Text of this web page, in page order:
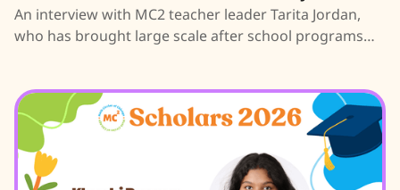
An interview with MC2 teacher leader Tarita Jordan,
who has brought large scale after school programs